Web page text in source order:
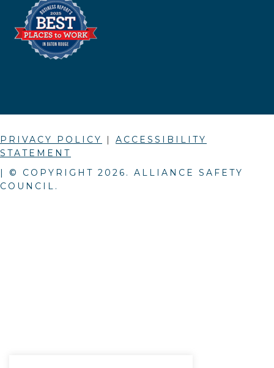
PRIVACY POLICY | ACCESSIBILITY
STATEMENT
| © COPYRIGHT 2026 . ALLIANCE SAFETY
COUNCIL.